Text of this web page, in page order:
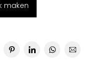
maken